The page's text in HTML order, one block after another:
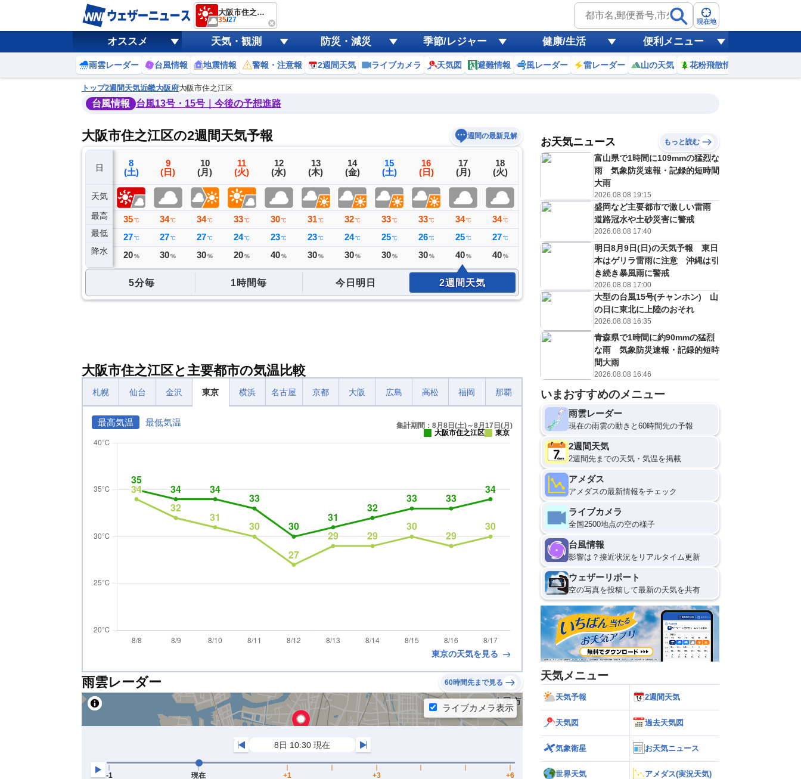
大阪市住之江区
35/27 現在地
オススメ 天気・観測 防災・減災 季節/レジャー 健康/生活 便利メニュー
雨雲レーダー 台風情報 地震情報 警報・注意報 2週間天気 ライブカメラ 天気図 避難情報 風レーダー 雷レーダー 山の天気 花粉飛散情報
トップ2週間天気近畿大阪府大阪市住之江区
台風情報 台風13号・15号｜今後の予想進路
大阪市住之江区の2週間天気予報 週間の最新見解
日
天気
最高
最低
降水
7
(金)
36℃
28℃
ミリ
8
(土)
35 ℃
27 ℃
20 %
9
(日)
34℃
27 ℃
30 %
10
(月)
34℃
27 ℃
30 %
11
(火)
33 ℃
24℃
20 %
12
(水)
30℃
23℃
40%
13
(木)
31℃
23℃
30%
14
(金)
32℃
24℃
30%
15
(土)
33℃
25℃
30%
16
(日)
33 ℃
26 ℃
30 %
17
(月)
34 ℃
25 ℃
40 %
18
(火)
34 ℃
27 ℃
40 %
19
℃
21
(金)
C
34℃
27
20 %
22
(土)
E
35℃
26
30%
予報の
信頼度
B
C
D
？
5分毎 1時間毎 今日明日 2週間天気
大阪市住之江区と主要都市の気温比較
札幌 仙台 金沢 東京 横浜 名古屋 京都 大阪 広島 高松 福岡 那覇
最高気温 最低気温
集計期間：8月8日(土)～8月17日(月)
大阪市住之江区
東京
東京の天気を見る
雨雲レーダー 60時間先まで見る
お天気ニュース もっと読む
富山県で1時間に109mmの猛烈な
雨 気象防災速報・記録的短時間
大雨
2026.08.08 19:15
盛岡など主要都市で激しい雷雨
道路冠水や土砂災害に警戒
2026.08.08 17:40
明日8月9日(日)の天気予報 東日
本はゲリラ雷雨に注意 沖縄は引
き続き暴風雨に警戒
2026.08.08 17:00
大型の台風15号(チャンホン) 山
の日に東北に上陸のおそれ
2026.08.08 16:35
青森県で1時間に約90mmの猛烈
な雨 気象防災速報・記録的短時
間大雨
2026.08.08 16:46
いまおすすめのメニュー
雨雲レーダー
現在の雨雲の動きと60時間先の予報
2週間天気
2週間先までの天気・気温を掲載
アメダス
アメダスの最新情報をチェック
ライブカメラ
全国2500地点の空の様子
台風情報
影響は？接近状況をリアルタイム更新
ウェザーリポート
空の写真を投稿して最新の天気を共有
天気メニュー
天気予報 2週間天気
天気図 過去天気図
気象衛星 お天気ニュース
世界天気 アメダス(実況天気)